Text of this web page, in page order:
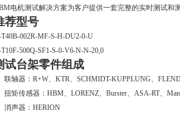
电机测试解决方案为客户提供一套完整的实时测试和
荐型号
T40B-002R-MF-S-H-DU2-0-U
500Q-SF1-S-0-V6-N-N-20,0
试台架零件组成
联轴器： R+W、 KTR、 SCHMIDT-KUPPLUNG、
扭矩传感器： HBM、 LORENZ、 Burster、 ASA-RT、
消声器： HERION